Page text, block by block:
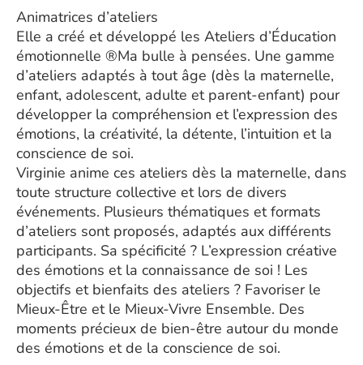
Animatrices d’ateliers
Elle a créé et développé les Ateliers d’Éducation
émotionnelle ®Ma bulle à pensées. Une gamme
d’ateliers adaptés à tout âge (dès la maternelle,
enfant, adolescent, adulte et parent-enfant) pour
développer la compréhension et l’expression des
émotions, la créativité, la détente, l’intuition et la
conscience de soi.
Virginie anime ces ateliers dès la maternelle, dans
toute structure collective et lors de divers
événements. Plusieurs thématiques et formats
d’ateliers sont proposés, adaptés aux différents
participants. Sa spécificité ? L’expression créative
des émotions et la connaissance de soi ! Les
objectifs et bienfaits des ateliers ? Favoriser le
Mieux-Être et le Mieux-Vivre Ensemble. Des
moments précieux de bien-être autour du monde
des émotions et de la conscience de soi.